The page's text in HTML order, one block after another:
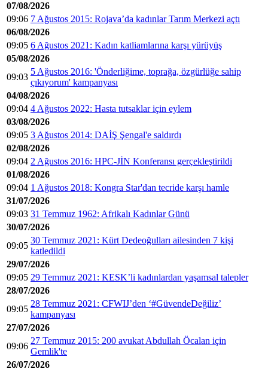
07/08/2026
09:06 7 Ağustos 2015: Rojava’da kadınlar Tarım Merkezi açtı
06/08/2026
09:05 6 Ağustos 2021: Kadın katliamlarına karşı yürüyüş
05/08/2026
09:03
5 Ağustos 2016: 'Önderliğime, toprağa, özgürlüğe sahip
çıkıyorum' kampanyası
04/08/2026
09:04 4 Ağustos 2022: Hasta tutsaklar için eylem
03/08/2026
09:05 3 Ağustos 2014: DAİŞ Şengal'e saldırdı
02/08/2026
09:04 2 Ağustos 2016: HPC-JİN Konferansı gerçekleştirildi
01/08/2026
09:04 1 Ağustos 2018: Kongra Star'dan tecride karşı hamle
31/07/2026
09:03 31 Temmuz 1962: Afrikalı Kadınlar Günü
30/07/2026
09:05
30 Temmuz 2021: Kürt Dedeoğulları ailesinden 7 kişi
katledildi
29/07/2026
09:05 29 Temmuz 2021: KESK’li kadınlardan yaşamsal talepler
28/07/2026
09:05
28 Temmuz 2021: CFWIJ’den ‘#GüvendeDeğiliz’
kampanyası
27/07/2026
09:06
27 Temmuz 2015: 200 avukat Abdullah Öcalan için
Gemlik'te
26/07/2026